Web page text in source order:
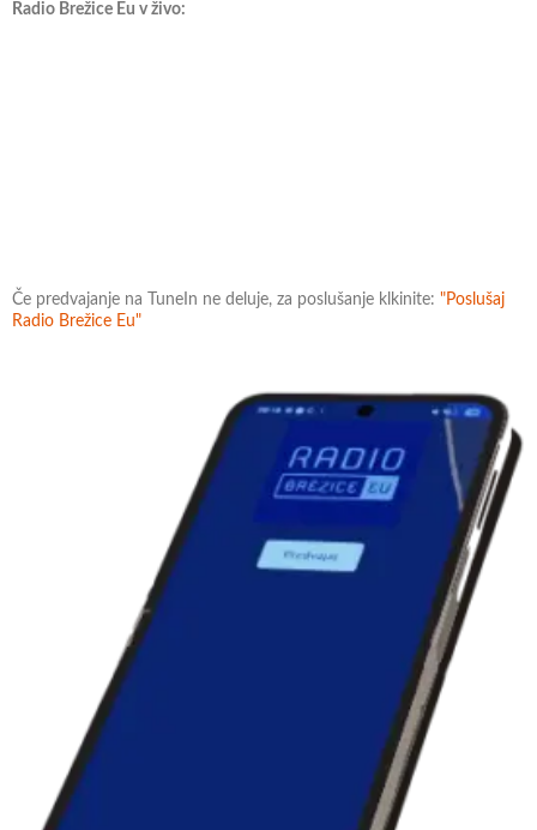
Radio Brežice Eu v živo:
Če predvajanje na TuneIn ne deluje, za poslušanje klkinite: "Poslušaj
Radio Brežice Eu"